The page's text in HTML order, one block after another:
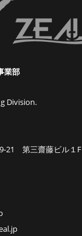
業部
Division.
21 第三齋藤ビル１F